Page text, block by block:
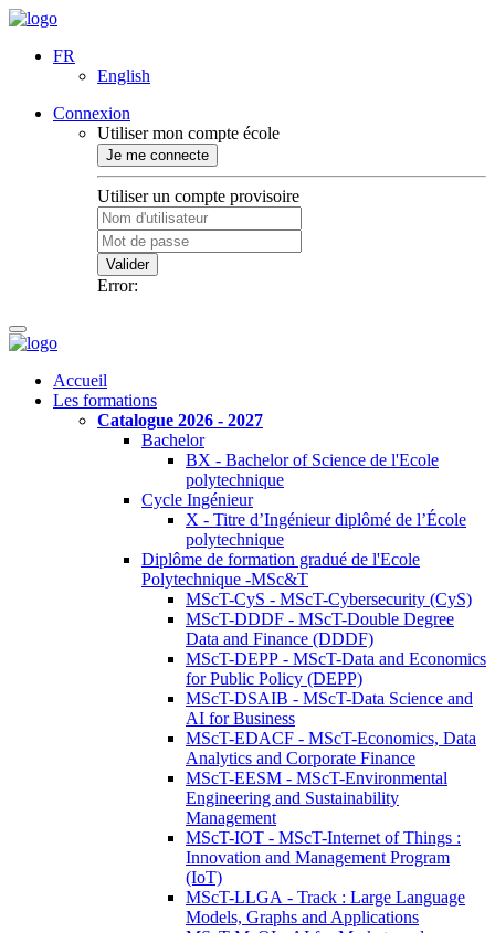
FR
English
Connexion
Utiliser mon compte école
Je me connecte
Utiliser un compte provisoire
Valider
Error:
Accueil
Les formations
Catalogue 2026 - 2027
Bachelor
BX - Bachelor of Science de l'Ecole
polytechnique
Cycle Ingénieur
X - Titre d’Ingénieur diplômé de l’École
polytechnique
Diplôme de formation gradué de l'Ecole
Polytechnique -MSc&T
MScT-CyS - MScT-Cybersecurity (CyS)
MScT-DDDF - MScT-Double Degree
Data and Finance (DDDF)
MScT-DEPP - MScT-Data and Economics
for Public Policy (DEPP)
MScT-DSAIB - MScT-Data Science and
AI for Business
MScT-EDACF - MScT-Economics, Data
Analytics and Corporate Finance
MScT-EESM - MScT-Environmental
Engineering and Sustainability
Management
MScT-IOT - MScT-Internet of Things :
Innovation and Management Program
(IoT)
MScT-LLGA - Track : Large Language
Models, Graphs and Applications